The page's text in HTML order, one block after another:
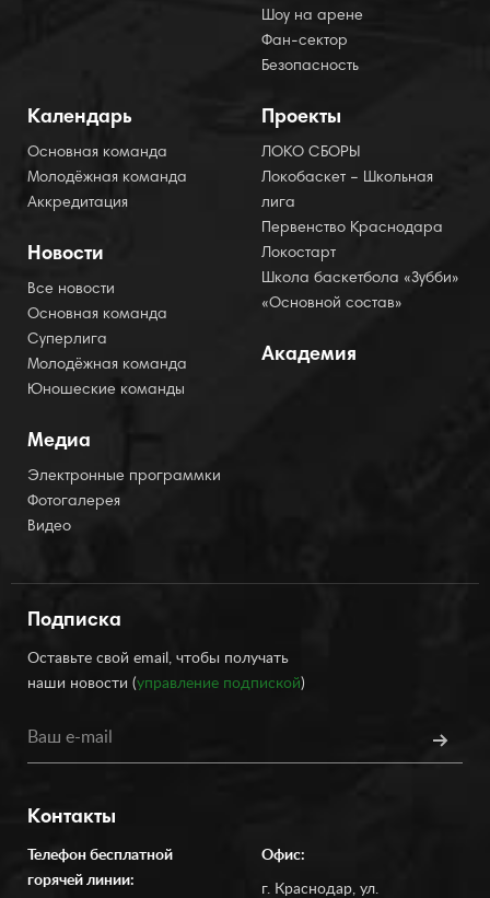
Шоу на арене
Фан-сектор
Безопасность
Календарь
Основная команда
Молодёжная команда
Аккредитация
Новости
Все новости
Основная команда
Суперлига
Молодёжная команда
Юношеские команды
Медиа
Электронные программки
Фотогалерея
Видео
Проекты
ЛОКО СБОРЫ
Локобаскет – Школьная
лига
Первенство Краснодара
Локостарт
Школа баскетбола «Зубби»
«Основной состав»
Академия
Подписка
Оставьте свой email, чтобы получать
наши новости (управление подпиской)
Контакты
Телефон бесплатной
горячей линии:
Офис:
г. Краснодар, ул.